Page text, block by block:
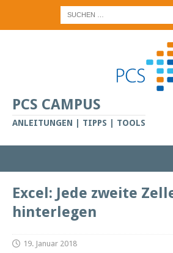
PCS CAMPUS
ANLEITUNGEN | TIPPS | TOOLS
Excel: Jede zweite
hinterlegen
19. Januar 2018